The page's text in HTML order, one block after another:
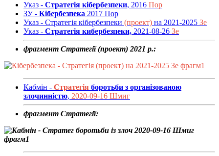
Указ - Стратегія кібербезпеки, 2016 Пор
ЗУ - Кібербезпека 2017 Пор
Указ - Стратегія кібербезпеки (проект) на 2021-2025 Зе
Указ - Стратегія кибербезпеки, 2021-08-26 Зе
фрагмент Стратегії (проект) 2021 р.:
Кабмін - Стратегія боротьби з організованою
злочинністю, 2020-09-16 Шмиг
фрагмент Стратегії: